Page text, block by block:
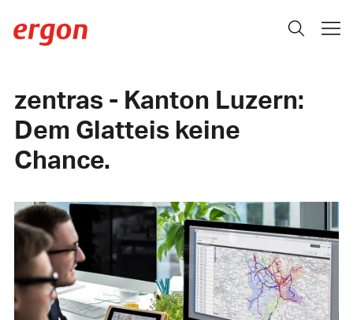
zentras - Kanton Luzern:
Dem Glatteis keine
Chance.